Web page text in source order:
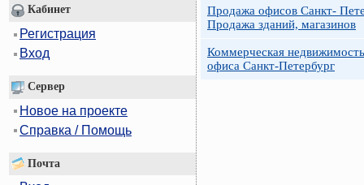
Кабинет
Регистрация
Вход
Сервер
Новое на проекте
Справка / Помощь
Почта
Продажа офисов Санкт-
Продажа зданий, магазинов
Коммерческая
офиса Санкт-Петербург